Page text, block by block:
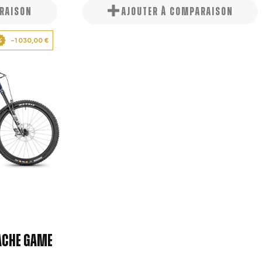
AJOUTER À COMPARAISON
GAME
-1 030,00 €